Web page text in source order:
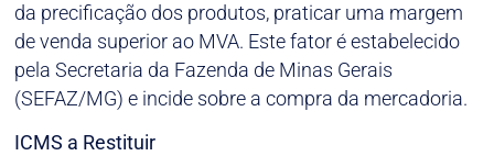
da precificação dos produtos, praticar uma margem
de venda superior ao MVA. Este fator é estabelecido
pela Secretaria da Fazenda de Minas Gerais
(SEFAZ/MG) e incide sobre a compra da mercadoria.
ICMS a Restituir